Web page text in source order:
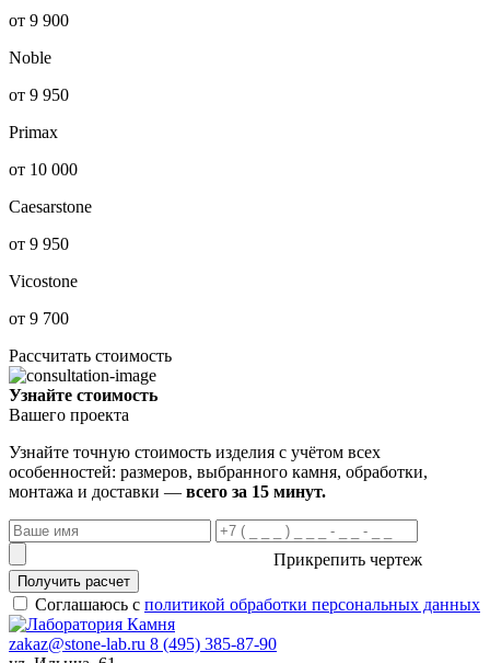
от 9 900
Noble
от 9 950
Primax
от 10 000
Caesarstone
от 9 950
Vicostone
от 9 700
Рассчитать стоимость
Узнайте стоимость
Вашего проекта
Узнайте точную стоимость изделия с учётом всех
особенностей: размеров, выбранного камня, обработки,
монтажа и доставки — всего за 15 минут.
Прикрепить чертеж
Получить расчет
Соглашаюсь с политикой обработки персональных данных
zakaz@stone-lab.ru 8 (495) 385-87-90